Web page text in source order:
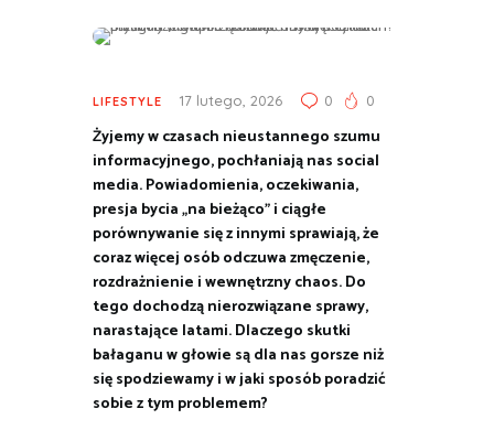
LIFESTYLE 17 lutego, 2026 0 0
Żyjemy w czasach nieustannego szumu
informacyjnego, pochłaniają nas social
media. Powiadomienia, oczekiwania,
presja bycia „na bieżąco” i ciągłe
porównywanie się z innymi sprawiają, że
coraz więcej osób odczuwa zmęczenie,
rozdrażnienie i wewnętrzny chaos. Do
tego dochodzą nierozwiązane sprawy,
narastające latami. Dlaczego skutki
bałaganu w głowie są dla nas gorsze niż
się spodziewamy i w jaki sposób poradzić
sobie z tym problemem?